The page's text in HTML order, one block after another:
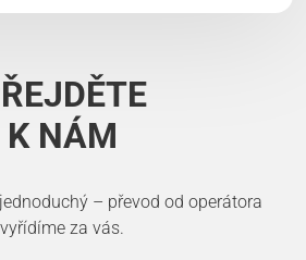
K NÁM
– převod od operátora
vyřídíme za vás.